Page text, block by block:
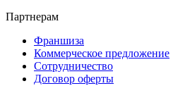
Партнерам
Франшиза
Коммерческое предложение
Сотрудничество
Договор оферты